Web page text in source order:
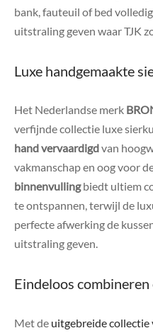
bank, fauteuil of bed
uitstraling geven waar TJK
Luxe handgemaakte
Het Nederlandse merk
verfijnde collectie luxe
hand vervaardigdvan
vakmanschap en oog voor
binnenvullingbiedt ultiem
te ontspannen, terwijl de
perfecte afwerking de
uitstraling geven.
Eindeloos combineren
Met de uitgebreide collectie